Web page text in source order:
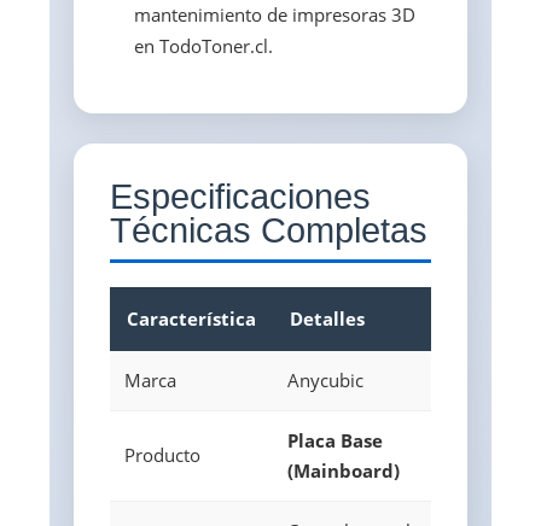
mantenimiento de impresoras 3D
en TodoToner.cl.
Especificaciones
Técnicas Completas
Característica Detalles
Marca Anycubic
Producto
Placa Base
(Mainboard)